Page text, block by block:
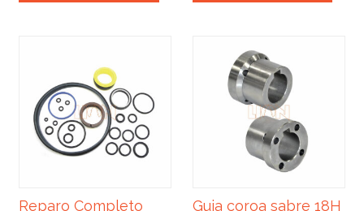
Reparo Completo Guia coroa sabre 18H